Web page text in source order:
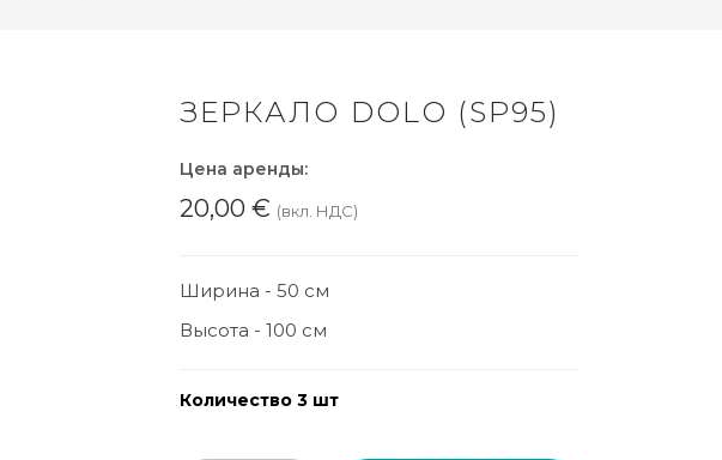
ЗЕРКАЛО DOLO (SP95)
Цена аренды:
20,00€ (вкл. НДС)
Ширина - 50 см
Высота - 100 см
Количество 3 шт